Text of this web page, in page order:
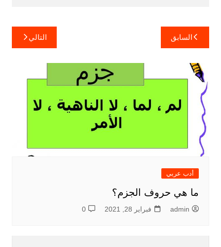
تصفّح
المقالات
السابق التالي
أدب عربي
ما هي حروف الجزم؟
admin فبراير 28, 2021 0